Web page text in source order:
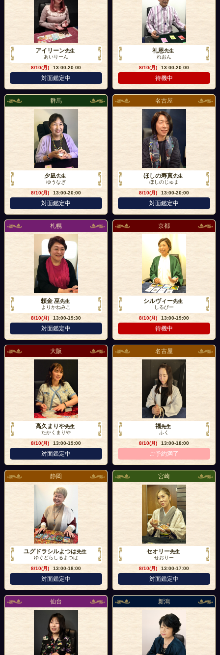
アイリーン先生
あいりーん
8/10(月)
13:00-20:00
対面鑑定中
礼恩先生
れおん
8/10(月)
13:00-20:00
待機中
群馬
夕凪先生
ゆうなぎ
8/10(月)
13:00-20:00
対面鑑定中
名古屋
ほしの寿真先生
ほしのじゅま
8/10(月)
13:00-20:00
対面鑑定中
札幌
頼金 巫先生
よりかねみこ
8/10(月)
13:00-19:30
対面鑑定中
京都
シルヴィー先生
しるびー
8/10(月)
13:00-19:00
待機中
大阪
高久まりや先生
たかくまりや
8/10(月)
13:00-19:00
対面鑑定中
名古屋
福先生
ふく
8/10(月)
13:00-18:00
ご予約満了
静岡
ユグドラシルよつは先生
ゆぐどらしるよつは
8/10(月)
13:00-18:00
対面鑑定中
宮崎
セオリー先生
せおりー
8/10(月)
13:00-17:00
対面鑑定中
仙台 新潟